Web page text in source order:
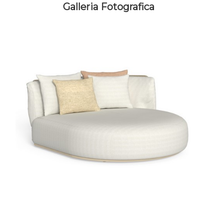
Galleria Fotografica